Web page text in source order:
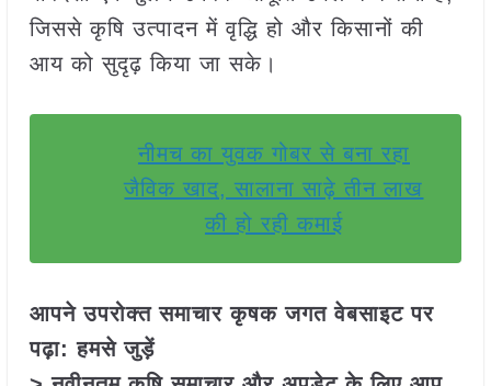
जिससे कृषि उत्पादन में वृद्धि हो और किसानों की
आय को सुदृढ़ किया जा सके।
नीमच का युवक गोबर से बना रहा
जैविक खाद, सालाना साढ़े तीन लाख
की हो रही कमाई
आपने उपरोक्त समाचार कृषक जगत वेबसाइट पर
पढ़ा: हमसे जुड़ें